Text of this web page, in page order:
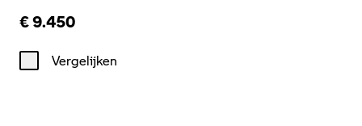
€ 9.450
Vergelijken